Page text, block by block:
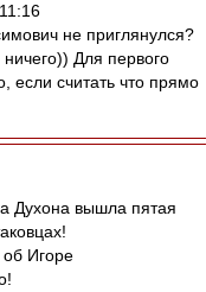
не приглянулся?
Для первого
если считать что прямо
Духона вышла пятая
об Игоре